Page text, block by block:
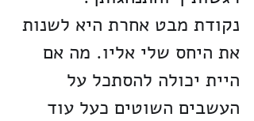
נקודת מבט אחרת היא לשנות
את היחס שלי אליו. מה אם
היית יכולה להסתכל על
העשבים השוטים כעל עוד